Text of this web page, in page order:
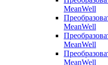
MeanWell
MeanWell
MeanWell
MeanWell